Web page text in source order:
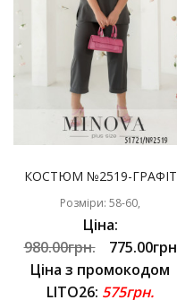
КОСТЮМ №2519-ГРАФІТ
Розміри: 58-60,
Ціна:
980.00грн.
775.00грн
Ціна з промокодом
LITO26: 575грн.